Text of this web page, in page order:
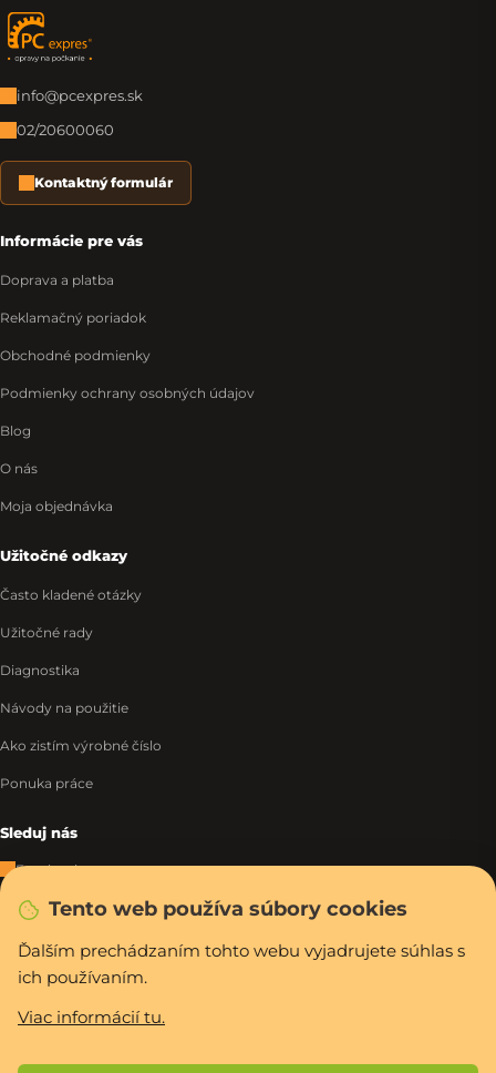
Tento web používa súbory cookies
Ďalším prechádzaním tohto webu vyjadrujete súhlas s
ich používaním.
Viac informácií tu.
Zápätie
info@pcexpres.sk
02/20600060
Kontaktný formulár
Informácie pre vás
Doprava a platba
Reklamačný poriadok
Obchodné podmienky
Podmienky ochrany osobných údajov
Blog
O nás
Moja objednávka
Užitočné odkazy
Často kladené otázky
Užitočné rady
Diagnostika
Návody na použitie
Ako zistím výrobné číslo
Ponuka práce
Sleduj nás
Facebook
Instagram
Tiktok
WhatsApp